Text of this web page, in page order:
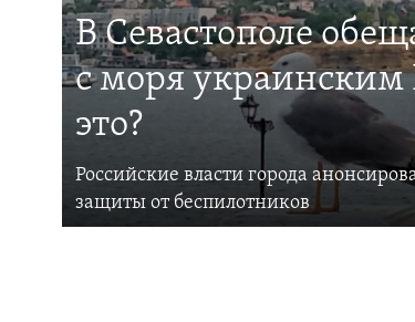
В Севастополе
с моря
это?
Российские власти города
защиты от беспилотников